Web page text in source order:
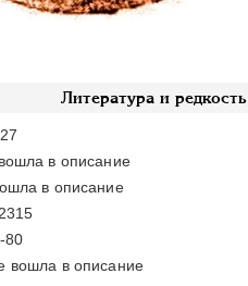
Литература и редкость
в описание
в описание
80
вошла в описание